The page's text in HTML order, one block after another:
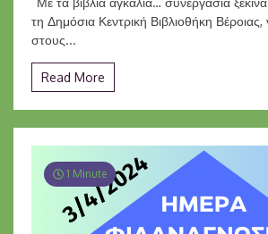
τη Δημόσια Κεντρική Βιβλιοθήκη
στους...
Read More
1 Minute